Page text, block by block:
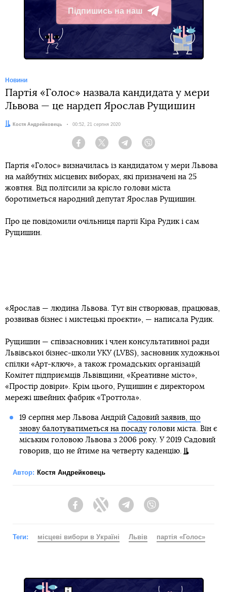
Підпишись на наш
Telegram
Новини
Партія «Голос» назвала кандидата у мери
Львова — це нардеп Ярослав Рущишин
Автор:Костя Андрейковець Дата:
00:52, 21 серпня 2020
Facebook Twitter Telegram
Партія «Голос» визначилась із кандидатом у мери Львова
на майбутніх місцевих виборах, які призначені на 25
жовтня. Від політсили за крісло голови міста
боротиметься народний депутат Ярослав Рущишин.
Про це повідомили очільниця партії Кіра Рудик і сам
Рущишин.
«Ярослав — людина Львова. Тут він створював, працював,
розвивав бізнес і мистецькі проєкти», — написала Рудик.
Рущишин — співзасновник і член консультативної ради
Львівської бізнес-школи УКУ (LVBS), засновник художньої
спілки «Арт-ключ», а також громадських організацій
Комітет підприємців Львівщини, «Креативне місто»,
«Простір довіри». Крім цього, Рущишин є директором
мережі швейних фабрик «Троттола».
19 серпня мер Львова Андрій Садовий заявив, що
знову балотуватиметься на посадуголови міста. Він є
міським головою Львова з 2006 року. У 2019 Садовий
говорив, що не йтиме на четверту каденцію.
Автор: Костя Андрейковець
FacebookTwitter Telegram
Теги: місцеві вибори в Україні Львів партія «Голос»